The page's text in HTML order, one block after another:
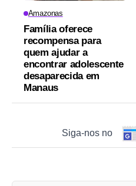
Amazonas
Família oferece
recompensa para
quem ajudar a
encontrar adolescente
desaparecida em
Manaus
Siga-nos no